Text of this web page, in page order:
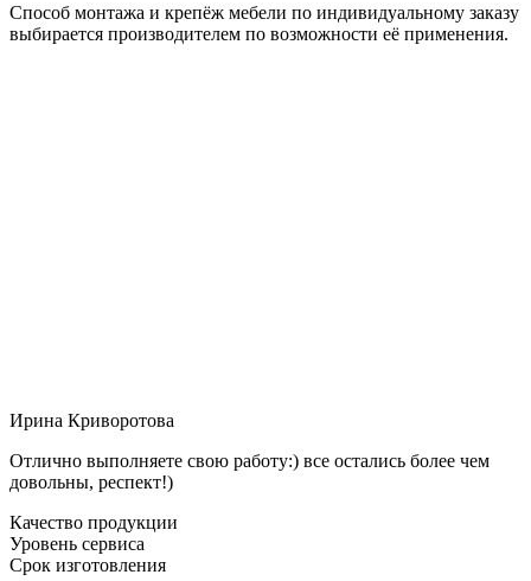
Способ монтажа и крепёж мебели по индивидуальному заказу
выбирается производителем по возможности её применения.
Ирина Криворотова
Отлично выполняете свою работу:) все остались более чем
довольны, респект!)
Качество продукции
Уровень сервиса
Срок изготовления